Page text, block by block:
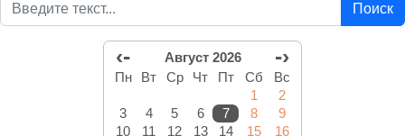
Поиск
‹- Август 2026 -›
Пн Вт Ср Чт Пт Сб
Вс
1
2
3
4 5 6 7 8
9
10
11 12 13 14 15
16